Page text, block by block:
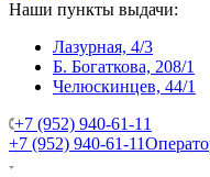
Наши пункты выдачи:
Лазурная, 4/3
Б. Богаткова, 208/1
Челюскинцев, 44/1
+7 (952) 940-61-11
+7 (952) 940-61-11